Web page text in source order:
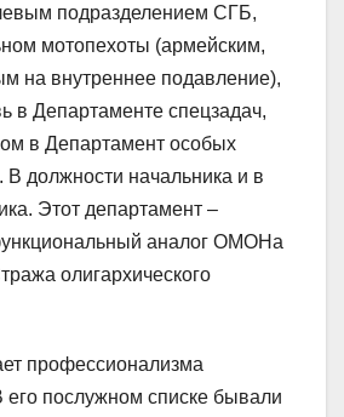
подразделением СГБ,
мотопехоты (армейским,
на внутреннее подавление),
в Департаменте спецзадач,
в Департамент особых
должности начальника и в
Этот департамент –
аналог ОМОНа
олигархического
профессионализма
послужном списке бывали